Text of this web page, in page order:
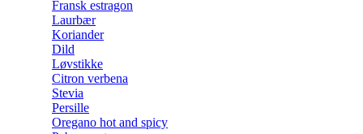
Fransk estragon
Laurbær
Koriander
Dild
Løvstikke
Citron verbena
Stevia
Persille
Oregano hot and spicy